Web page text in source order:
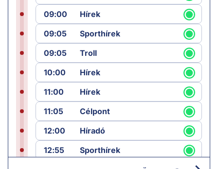
09:00
Hírek
09:05
Sporthírek
09:05
Troll
10:00
Hírek
11:00
Hírek
11:05
Célpont
12:00
Híradó
12:55
Sporthírek